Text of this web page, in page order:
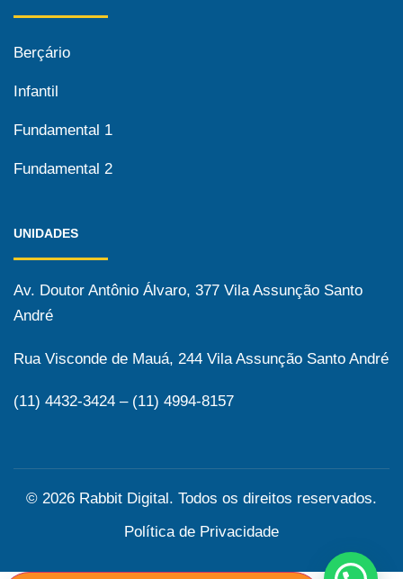
Berçário
Infantil
Fundamental 1
Fundamental 2
UNIDADES
Av. Doutor Antônio Álvaro, 377 Vila Assunção Santo
André
Rua Visconde de Mauá, 244 Vila Assunção Santo André
(11) 4432-3424 – (11) 4994-8157
© 2026 Rabbit Digital. Todos os direitos reservados.
Política de Privacidade